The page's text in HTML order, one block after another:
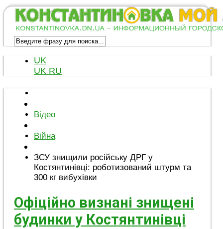
UK
UK RU
Відео
Війна
ЗСУ знищили російську ДРГ у
Костянтинівці: роботизований штурм та
300 кг вибухівки
Офіційно визнані знищені
будинки у Костянтинівці